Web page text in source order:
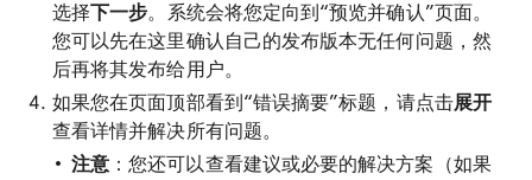
选择下一步。系统会将您定向到“预览并确认”页面。
您可以先在这里确认自己的发布版本无任何问题，然
后再将其发布给用户。
如果您在页面顶部看到“错误摘要”标题，请点击展开
查看详情并解决所有问题。
注意：您还可以查看建议或必要的解决方案（如果